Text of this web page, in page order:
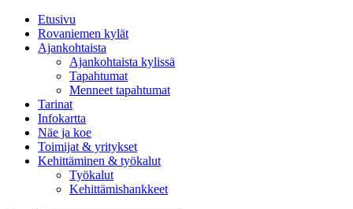
Etusivu
Rovaniemen kylät
Ajankohtaista
Ajankohtaista kylissä
Tapahtumat
Menneet tapahtumat
Tarinat
Infokartta
Näe ja koe
Toimijat & yritykset
Kehittäminen & työkalut
Työkalut
Kehittämishankkeet